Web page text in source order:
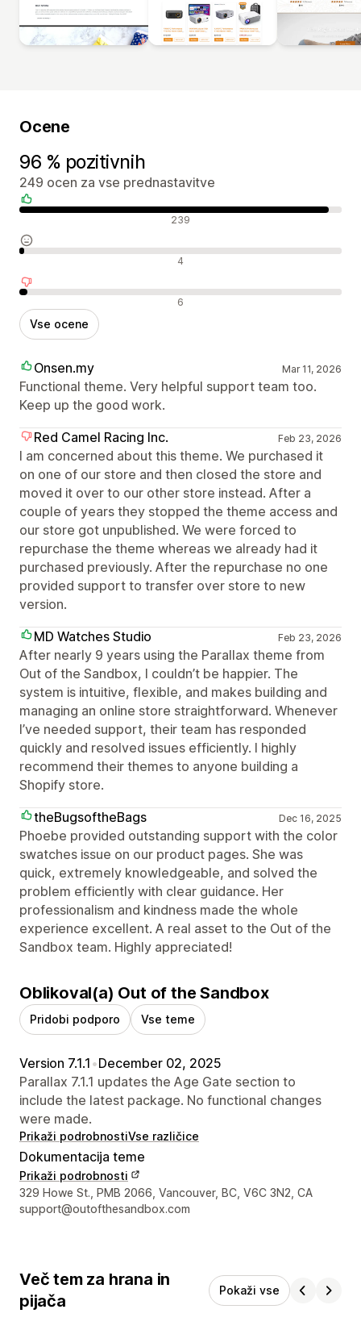
Ocene
96 % pozitivnih
249 ocen za vse prednastavitve
Pozitivne ocene 239
Nevtralne ocene 4
Negativne ocene 6
Vse ocene
Onsen.my Mar 11, 2026
Functional theme. Very helpful support team too.
Keep up the good work.
Red Camel Racing Inc.
Feb 23, 2026
I am concerned about this theme. We purchased it
on one of our store and then closed the store and
moved it over to our other store instead. After a
couple of years they stopped the theme access and
our store got unpublished. We were forced to
repurchase the theme whereas we already had it
purchased previously. After the repurchase no one
provided support to transfer over store to new
version.
MD Watches Studio
Feb 23, 2026
After nearly 9 years using the Parallax theme from
Out of the Sandbox, I couldn’t be happier. The
system is intuitive, flexible, and makes building and
managing an online store straightforward. Whenever
I’ve needed support, their team has responded
quickly and resolved issues efficiently. I highly
recommend their themes to anyone building a
Shopify store.
theBugsoftheBags
Dec 16, 2025
Phoebe provided outstanding support with the color
swatches issue on our product pages. She was
quick, extremely knowledgeable, and solved the
problem efficiently with clear guidance. Her
professionalism and kindness made the whole
experience excellent. A real asset to the Out of the
Sandbox team. Highly appreciated!
Oblikoval(a) Out of the Sandbox
Pridobi podporo Vse teme
Version 7.1.1 •December 02, 2025
Parallax 7.1.1 updates the Age Gate section to
include the latest package. No functional changes
were made.
Prikaži podrobnostiVse različice
Dokumentacija teme
Prikaži podrobnosti
Podatki za stik z oblikovalcem
329 Howe St., PMB 2066, Vancouver, BC, V6C 3N2, CA
support@outofthesandbox.com
Več tem za hrana in
pijača
Pokaži vse